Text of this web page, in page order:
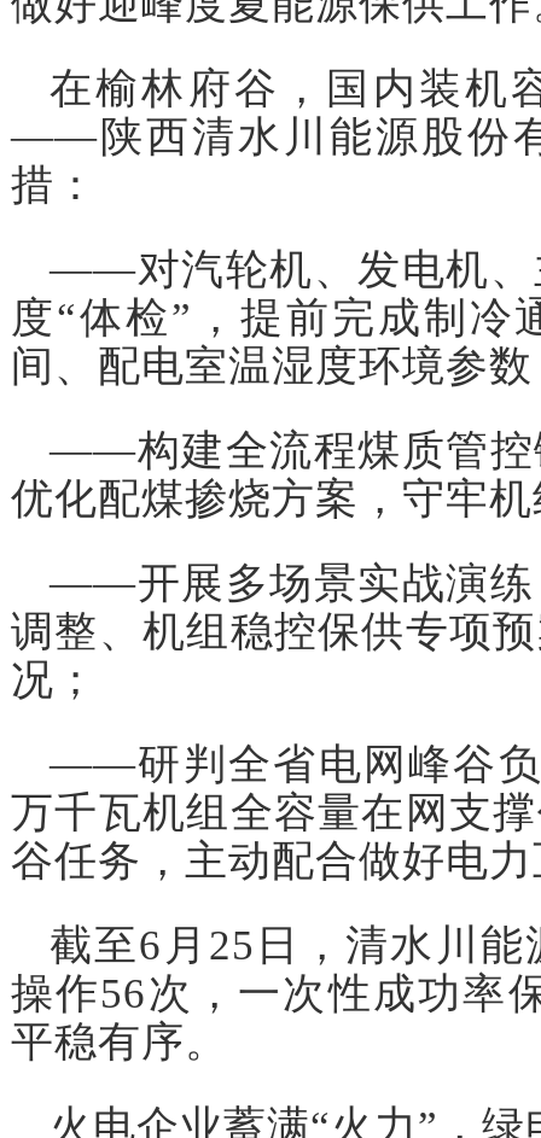
在榆林府谷，国内装机
——陕西清水川能源股份
措：
——对汽轮机、发电机、
度“体检”，提前完成制冷
间、配电室温湿度环境参
——构建全流程煤质管控
优化配煤掺烧方案，守牢
——开展多场景实战演练
调整、机组稳控保供专项
况；
——研判全省电网峰谷负
万千瓦机组全容量在网支
谷任务，主动配合做好电
截至6月25日，清水川
操作56次，一次性成功率
平稳有序。
火电企业蓄满“火力”，